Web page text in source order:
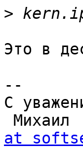
>
Это в
--
С
at